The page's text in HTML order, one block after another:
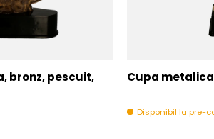
bronz, pescuit,
Cupa
Disponibil la pre-